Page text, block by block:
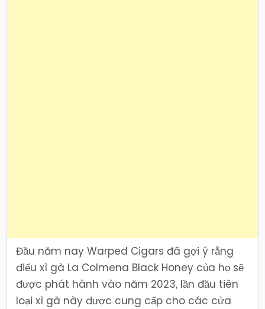
Đầu năm nay Warped Cigars đã gợi ý rằng
điếu xì gà La Colmena Black Honey của họ sẽ
được phát hành vào năm 2023, lần đầu tiên
loại xì gà này được cung cấp cho các cửa